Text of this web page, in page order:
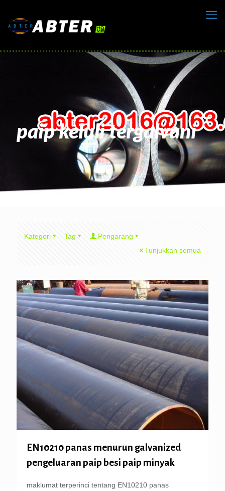
paip keluli tergalvani
Kategori Tag
Pengarang
Tunjukkan semua
EN10210 panas menurun galvanized
pengeluaran paip besi paip minyak
maklumat terperinci tentang EN10210 panas